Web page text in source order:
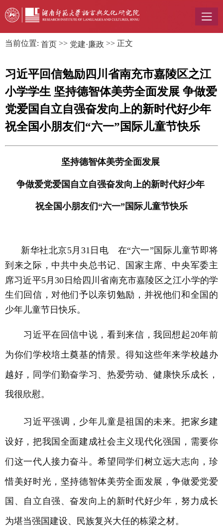
当前位置: 首页 >> 党建·廉政 >> 正文
习近平回信勉励四川省南充市嘉陵区之江
小学学生 坚持德智体美劳全面发展 争做爱
党爱国自立自强奋发向上的新时代好少年
祝全国小朋友们“六一”国际儿童节快乐
坚持德智体美劳全面发展
争做爱党爱国自立自强奋发向上的新时代好少年
祝全国小朋友们“六一”国际儿童节快乐
新华社北京5月31日电 在“六一”国际儿童节即将
到来之际，中共中央总书记、国家主席、中央军委主
席习近平5月30日给四川省南充市嘉陵区之江小学的学
生们回信，对他们予以亲切勉励，并祝他们和全国的
少年儿童节日快乐。
习近平在回信中说，看到来信，我回想起20年前
为你们学校培土奠基的情景。得知这些年来学校越办
越好，同学们勤奋学习、热爱劳动、健康快乐成长，
我很欣慰。
习近平强调，少年儿童是祖国的未来。把家乡建
设好，把我国全面建成社会主义现代化强国，需要你
们这一代人接力奋斗。希望同学们树立远大志向，珍
惜美好时光，坚持德智体美劳全面发展，争做爱党爱
国、自立自强、奋发向上的新时代好少年，努力成长
为堪当强国建设、民族复兴大任的栋梁之材。